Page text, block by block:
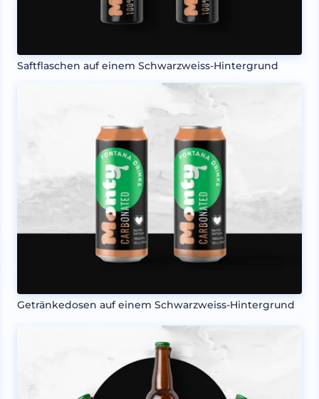
Saftflaschen auf einem Schwarzweiss-Hintergrund
Getränkedosen auf einem Schwarzweiss-Hintergrund